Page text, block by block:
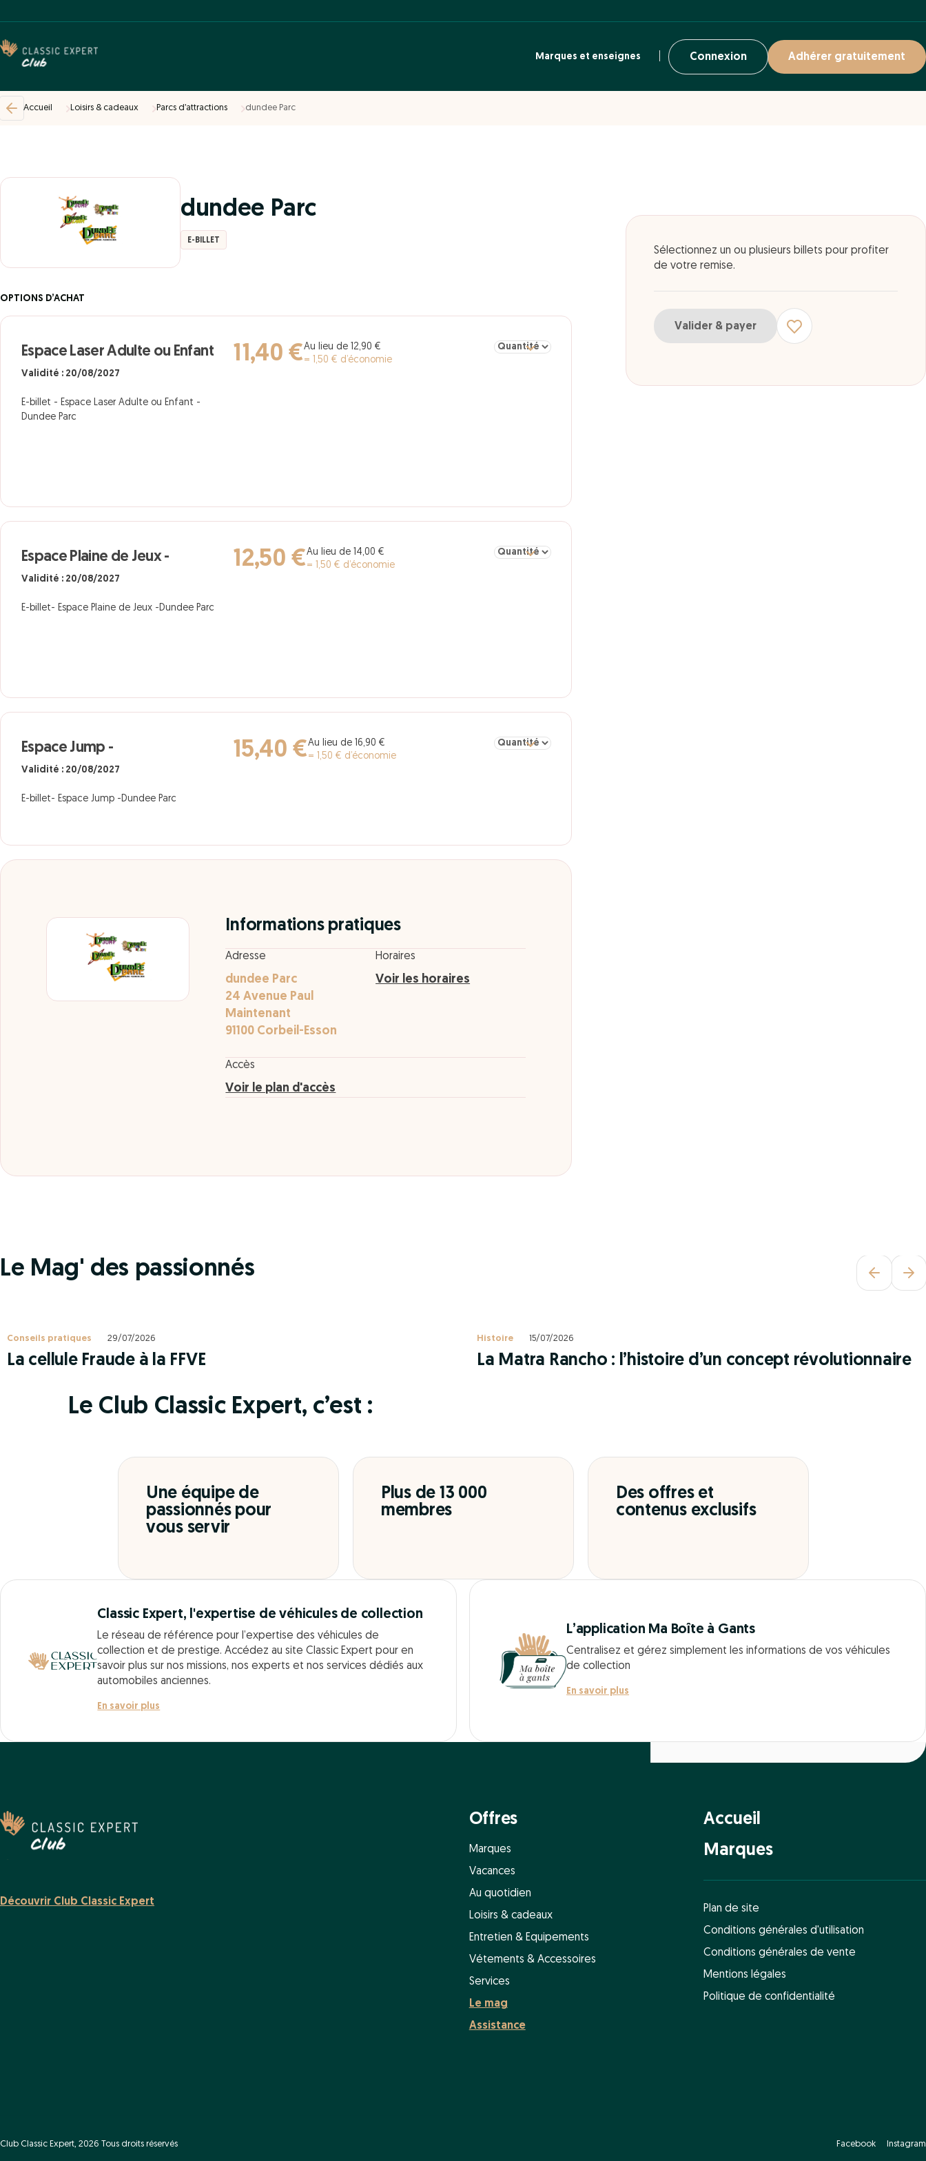
Marques et enseignes Connexion Adhérer gratuitement
Accueil Loisirs & cadeaux Parcs d’attractions dundee Parc
dundee Parc
E-BILLET
OPTIONS D’ACHAT
Espace Laser Adulte ou Enfant
Validité : 20/08/2027
E-billet - Espace Laser Adulte ou Enfant -
Dundee Parc
11,40 €Au lieu de 12,90 €
= 1,50 € d’économie
Sélectionner la quantité pour Espace Laser Adulte ou Enfant
Espace Plaine de Jeux -
Validité : 20/08/2027
E-billet- Espace Plaine de Jeux -Dundee Parc
12,50 €Au lieu de 14,00 €
= 1,50 € d’économie
Sélectionner la quantité pour Espace Plaine de Jeux -
Espace Jump -
Validité : 20/08/2027
E-billet- Espace Jump -Dundee Parc
15,40 €Au lieu de 16,90 €
= 1,50 € d’économie
Sélectionner la quantité pour Espace Jump -
Informations pratiques
Adresse
dundee Parc
24 Avenue Paul
Maintenant
91100 Corbeil-Esson
Horaires
Voir les horaires
Accès
Voir le plan d'accès
Sélectionnez un ou plusieurs billets pour profiter
de votre remise.
Valider & payer
Le Mag' des passionnés
Conseils pratiques 29/07/2026
La cellule Fraude à la FFVE
Histoire 15/07/2026
La Matra Rancho : l’histoire d’un concept révolutionnaire
Le Club Classic Expert, c’est :
Une équipe de
passionnés pour
vous servir
Plus de 13 000
membres
Des offres et
contenus exclusifs
Classic Expert, l'expertise de véhicules de collection
Le réseau de référence pour l’expertise des véhicules de
collection et de prestige. Accédez au site Classic Expert pour en
savoir plus sur nos missions, nos experts et nos services dédiés aux
automobiles anciennes.
En savoir plus
L’application Ma Boîte à Gants
Centralisez et gérez simplement les informations de vos véhicules
de collection
En savoir plus
Découvrir Club Classic Expert
Offres
Marques
Vacances
Au quotidien
Loisirs & cadeaux
Entretien & Equipements
Vétements & Accessoires
Services
Le mag
Assistance
Accueil
Marques
Plan de site
Conditions générales d'utilisation
Conditions générales de vente
Mentions légales
Politique de confidentialité
Club Classic Expert, 2026 Tous droits réservés Facebook Instagram